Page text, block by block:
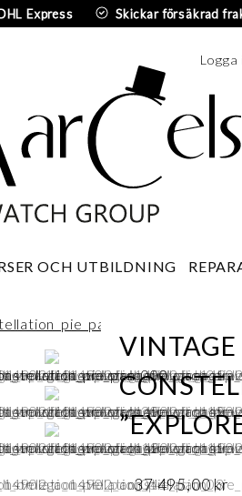
Express Skickar försäkrad
OCH UTBILDNING
37 495,00kr